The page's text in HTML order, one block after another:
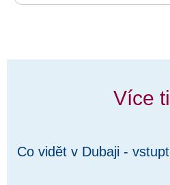
Více
Co vidět v Dubaji -